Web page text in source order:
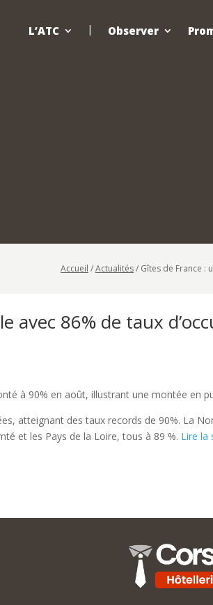
L’ATC Observer
Accueil /Actualités/ Gîtes de France :
avec 86% de taux
à 90% en août, illustrant une montée en
atteignant des taux records de 90%. La
et les Pays de la Loire, tous à 89 %. Lire la